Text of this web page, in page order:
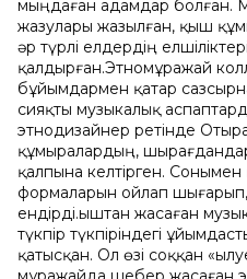
мыңдаған адамдар болған.
жазулары жазылған, қыш
əр түрлі елдердің
қалдырған.Этномұражай
бұйымдармен қатар
сияқты музыкалық
этнодизайнер ретінде
құмыралардың,
қалпына келтірген.
формаларын ойлап шығарып,
ендірді.Қыштан жасаған
түкпір түкпіріндегі
қатысқан. Ол өзі соққан